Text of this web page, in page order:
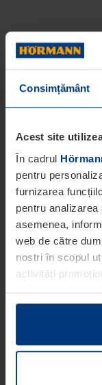
Consimțământ
Acest site
În cadrul
pentru
furnizarea
pentru
asemenea,
web de către
noștri în scopul
activități
partenerii noștri
date pe care
acestora ori
Din punct de
dispozitivul